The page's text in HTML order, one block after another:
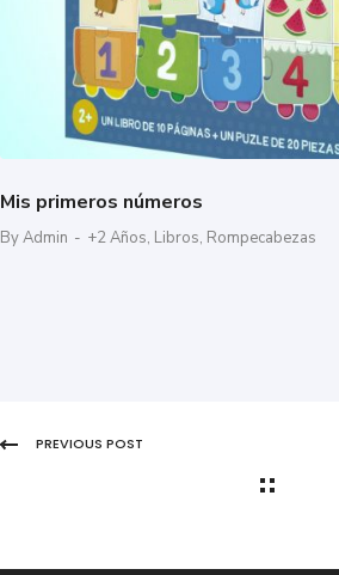
Mis primeros números
By Admin - +2 Años, Libros, Rompecabezas
PREVIOUS POST